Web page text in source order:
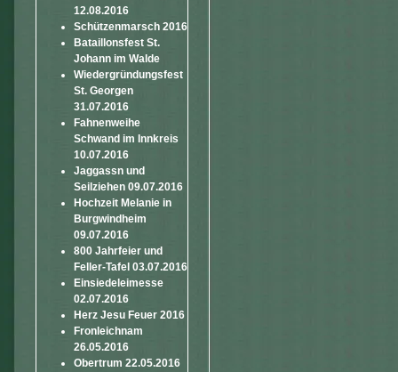
12.08.2016
Schützenmarsch 2016
Bataillonsfest St.
Johann im Walde
Wiedergründungsfest
St. Georgen
31.07.2016
Fahnenweihe
Schwand im Innkreis
10.07.2016
Jaggassn und
Seilziehen 09.07.2016
Hochzeit Melanie in
Burgwindheim
09.07.2016
800 Jahrfeier und
Feller-Tafel 03.07.2016
Einsiedeleimesse
02.07.2016
Herz Jesu Feuer 2016
Fronleichnam
26.05.2016
Obertrum 22.05.2016